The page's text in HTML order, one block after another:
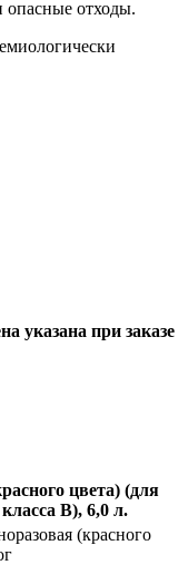
опасные отходы.
указана при заказе
цвета) (для
В), 6,0 л.
(красного